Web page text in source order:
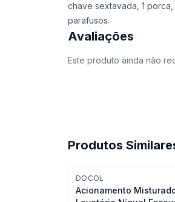
chave sextavada, 1
parafusos.
Avaliações
Este produto ainda não
Produtos
DOCOL
Acionamento